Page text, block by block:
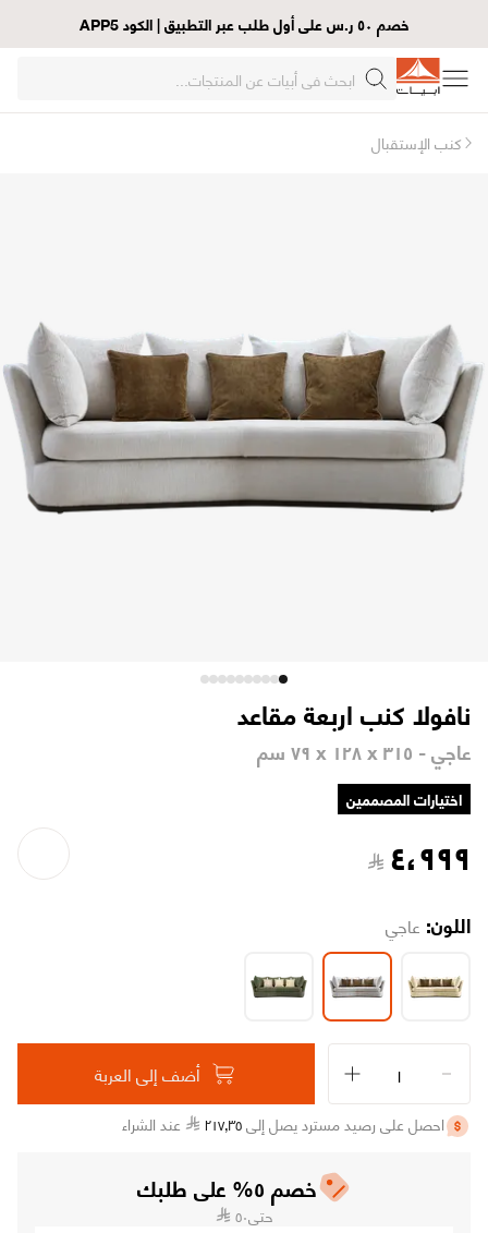
خصم ٥٠ ر.س على أول طلب عبر التطبيق | الكود APP5
كنب الإستقبال
نافولا كنب اربعة مقاعد
عاجي - ٣١٥ x ١٢٨ x ٧٩ سم
اختيارات المصممين
٤،٩٩٩
اللون: عاجي
أضف إلى العربة
احصل على رصيد مسترد يصل إلى ٢١٧٫٣٥ عند الشراء
خصم ٥% على طلبك
حتى٥٠